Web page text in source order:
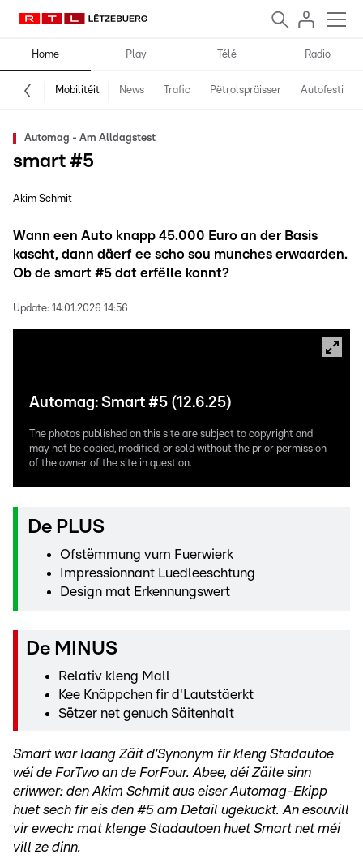
Home Play Télé Radio
Mobilitéit News Trafic Pëtrolspräisser Autofestival
Automag - Am Alldagstest
smart #5
Akim Schmit
Wann een Auto knapp 45.000 Euro an der Basis
kascht, dann däerf ee scho sou munches erwaarden.
Ob de smart #5 dat erfëlle konnt?
Update: 14.01.2026 14:56
Automag: Smart #5 (12.6.25)
The photos published on this site are subject to copyright and
may not be copied, modified, or sold without the prior permission
of the owner of the site in question.
De PLUS
Ofstëmmung vum Fuerwierk
Impressionnant Luedleeschtung
Design mat Erkennungswert
De MINUS
Relativ kleng Mall
Kee Knäppchen fir d'Lautstäerkt
Sëtzer net genuch Säitenhalt
Smart war laang Zäit d’Synonym fir kleng Stadautoe
wéi de ForTwo an de ForFour. Abee, déi Zäite sinn
eriwwer: den Akim Schmit aus eiser Automag-Ekipp
huet sech fir eis den #5 am Detail ugekuckt. An esouvill
vir ewech: mat klenge Stadautoen huet Smart net méi
vill ze dinn.